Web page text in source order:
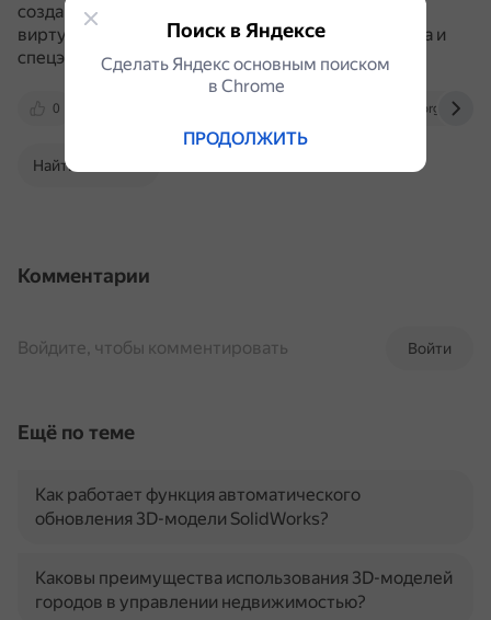
создании и проектировании игр, дополненной и
виртуальной реальностей, 3D-печати, скульптинга и
спецэффектов в кино.
0 www.geeksforgeeks.org
Найти в Поиске
Комментарии
Войти
Войдите, чтобы комментировать
Ещё по теме
Как работает функция автоматического
обновления 3D-модели SolidWorks?
Каковы преимущества использования 3D-моделей
городов в управлении недвижимостью?
Поиск в Яндексе
Сделать Яндекс основным поиском
в Сhrome
ПРОДОЛЖИТЬ